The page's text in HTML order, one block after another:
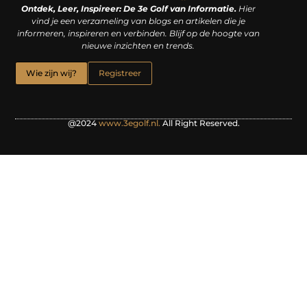
Ontdek, Leer, Inspireer: De 3e Golf van Informatie.Hier
vind je een verzameling van blogs en artikelen die je
informeren, inspireren en verbinden. Blijf op de hoogte van
nieuwe inzichten en trends.
Wie zijn wij? Registreer
@2024www.3egolf.nl.All Right Reserved.